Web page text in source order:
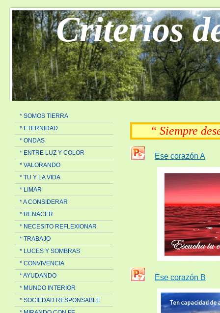
Criterios
* SOMOS TIERRA
* ETERNIDAD
* ONDAS
* ENTRE LUZ Y COLOR
* VALORANDO
* TU Y LA VIDA
* LIMAR
* A CONSIDERAR
* RENACER
* NECESITO REFLEXIONAR
* TRABAJO
* LUCES Y SOMBRAS
* CONVIVENCIA
* AYUDANDO
* MUNDO INTERIOR
* SOCIEDAD RESPONSABLE
“ Siempre
Ese corazón A
Ese corazón B